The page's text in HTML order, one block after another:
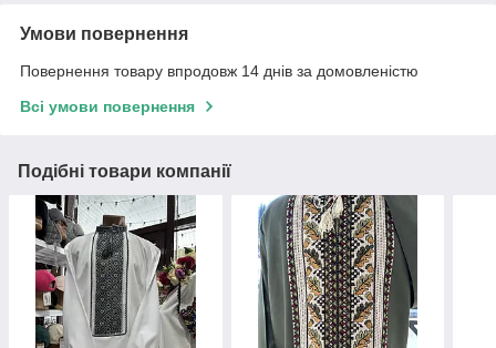
Умови повернення
Повернення товару впродовж 14 днів за домовленістю
Всі умови повернення
Подібні товари компанії